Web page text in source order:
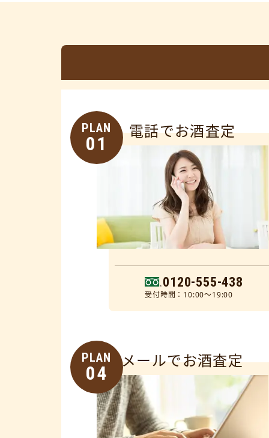
PLAN
01
電話でお酒査定
0120-555-438
受付時間：10:00～19:00
PLAN
04
メールでお酒査定